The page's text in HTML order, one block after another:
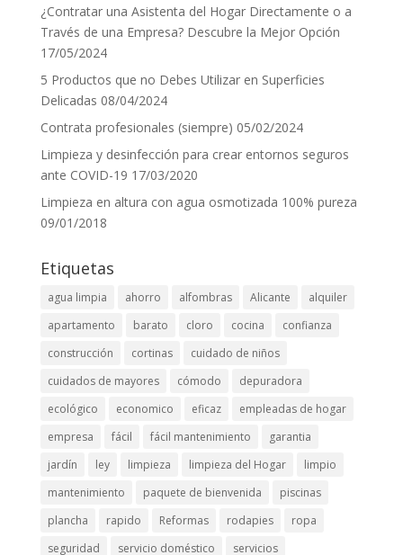
¿Contratar una Asistenta del Hogar Directamente o a
Través de una Empresa? Descubre la Mejor Opción
17/05/2024
5 Productos que no Debes Utilizar en Superficies
Delicadas 08/04/2024
Contrata profesionales (siempre) 05/02/2024
Limpieza y desinfección para crear entornos seguros
ante COVID-19 17/03/2020
Limpieza en altura con agua osmotizada 100% pureza
09/01/2018
Etiquetas
agua limpia ahorro alfombras Alicante
alquiler
apartamento
barato cloro cocina
confianza
construcción
cortinas
cuidado de niños
cuidados de mayores
cómodo
depuradora
ecológico
economico eficaz
empleadas de hogar
empresa
fácil fácil mantenimiento
garantia
jardín
ley limpieza limpieza del Hogar
limpio
mantenimiento
paquete de bienvenida
piscinas
plancha
rapido Reformas rodapies
ropa
seguridad
servicio doméstico
servicios